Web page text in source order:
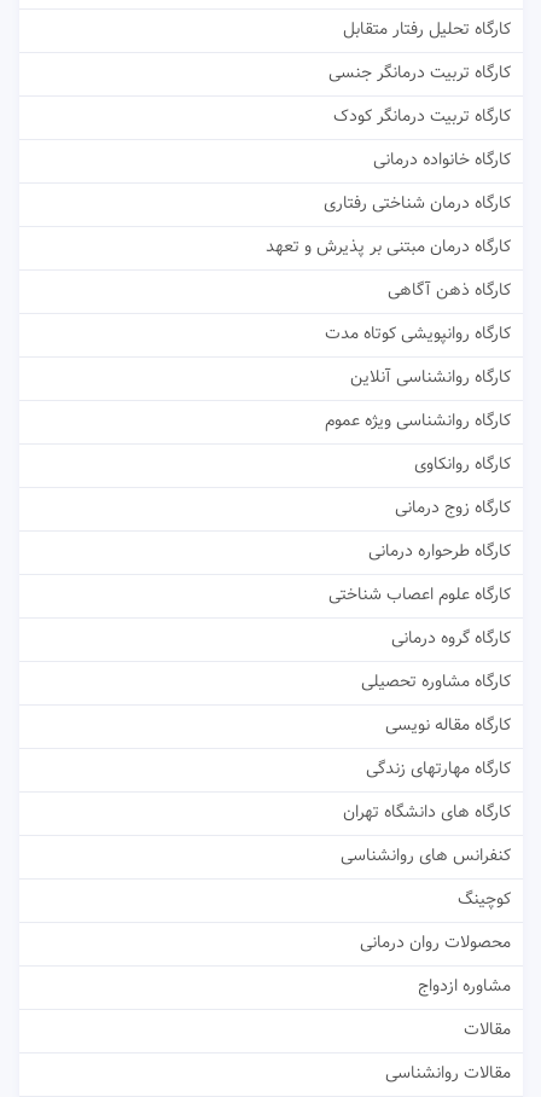
کارگاه تحلیل رفتار متقابل
کارگاه تربیت درمانگر جنسی
کارگاه تربیت درمانگر کودک
کارگاه خانواده درمانی
کارگاه درمان شناختی رفتاری
کارگاه درمان مبتنی بر پذیرش و تعهد
کارگاه ذهن آگاهی
کارگاه روانپویشی کوتاه مدت
کارگاه روانشناسی آنلاین
کارگاه روانشناسی ویژه عموم
کارگاه روانکاوی
کارگاه زوج درمانی
کارگاه طرحواره درمانی
کارگاه علوم اعصاب شناختی
کارگاه گروه درمانی
کارگاه مشاوره تحصیلی
کارگاه مقاله نویسی
کارگاه مهارتهای زندگی
کارگاه های دانشگاه تهران
کنفرانس های روانشناسی
کوچینگ
محصولات روان درمانی
مشاوره ازدواج
مقالات
مقالات روانشناسی